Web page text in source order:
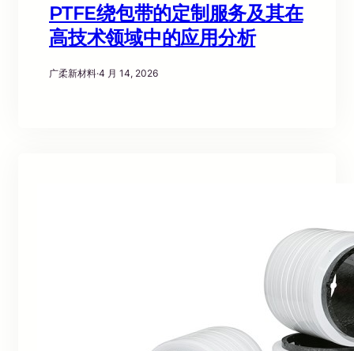
PTFE绕包带的定制服务及其在
高技术领域中的应用分析
广柔新材料·4 月 14, 2026